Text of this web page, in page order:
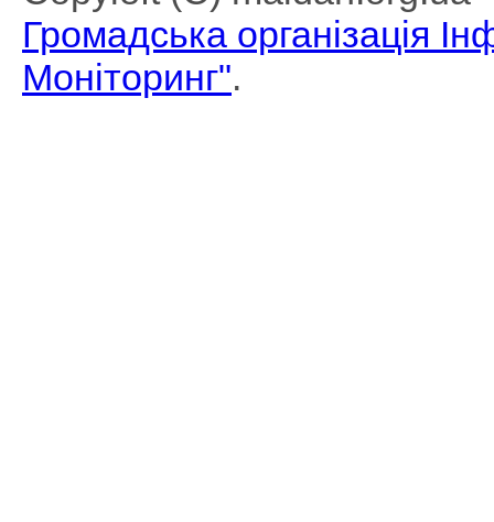
Громадська організація
Моніторинг".